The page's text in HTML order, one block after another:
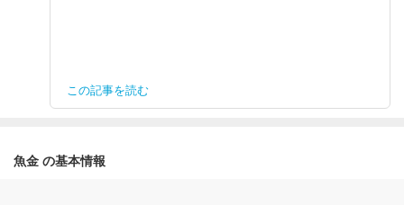
この記事を読む
魚金 の基本情報